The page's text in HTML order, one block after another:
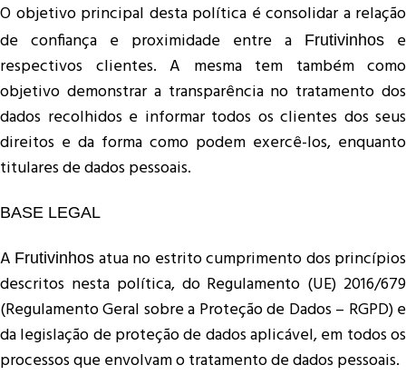
O objetivo principal desta política é consolidar a relação
de confiança e proximidade entre a
Frutivinhos
e
respectivos clientes. A mesma tem também como
objetivo demonstrar a transparência no tratamento dos
dados recolhidos e informar todos os clientes dos seus
direitos e da forma como podem exercê-los, enquanto
titulares de dados pessoais.
BASE LEGAL
A Frutivinhos atua no estrito cumprimento dos princípios
descritos nesta política, do Regulamento (UE) 2016/679
(Regulamento Geral sobre a Proteção de Dados – RGPD) e
da legislação de proteção de dados aplicável, em todos os
processos que envolvam o tratamento de dados pessoais.